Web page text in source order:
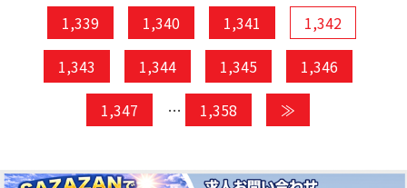
1,339
1,340 1,341
1,342
1,343
1,344 1,345
1,346
1,347
… 1,358 ≫